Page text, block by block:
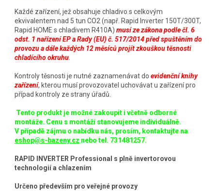
Každé zařízení, jež obsahuje chladivo s celkovým
ekvivalentem nad 5 tun CO2 (např. Rapid Inverter 150T/300T,
Rapid HOME s chladivem R410A) musí ze zákona podle čl. 6
odst. 1 nařízení EP a Rady (EU) č. 517/2014 před spuštěním do
provozu a dále každých 12 měsíců projít zkouškou těsnosti
chladícího okruhu.
Kontroly těsnosti je nutné zaznamenávat do evidenční knihy
zařízení, kterou musí provozovatel uchovávat u zařízení pro
případ kontroly ze strany úřadů.
Tento produkt je možné zakoupit i včetně odborné
montáže. Cenu s montáží stanovujeme individuálně.
V případě zájmu o nabídku nás, prosím, kontaktujte na
eshop@s-bazeny.cz nebo tel. 731481257.
RAPID INVERTER Professional s plně invertorovou
technologií a chlazením
Určeno především pro veřejné provozy